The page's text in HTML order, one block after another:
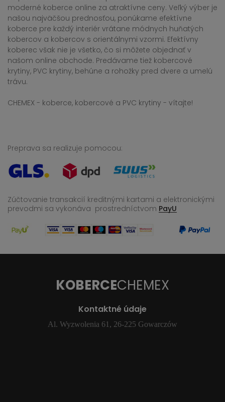
moderné koberce online za atraktívne ceny. Veľký výber je
našou najväčšou prednosťou, ponúkame efektívne
koberce pre každý interiér vrátane módnych huňatých
kobercov a kobercov s orientálnymi vzormi. Efektívny
koberec však nie je všetko, čo si môžete objednať v
našom online obchode. Predávame tiež kobercové
krytiny, PVC krytiny, behúne a rohožky pred dvere a umelú
trávu.
CHEMEX - koberce, kobercové a PVC krytiny - vítajte!
Preprava sa realizuje pomocou:
Zúčtovanie transakcií kreditnými kartami a elektronickými
prevodmi sa vykonáva prostredníctvom PayU
KOBERCECHEMEX
Kontaktné údaje
Al. Wyzwolenia 61, 26-225 Gowarczów